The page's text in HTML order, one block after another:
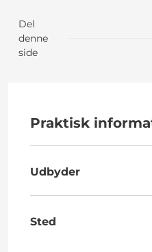
Del
denne
side
Praktisk
Udbyder
Sted